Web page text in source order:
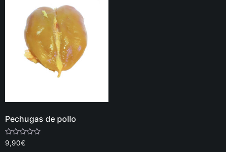
Pechugas de pollo
Valorado
con
9,90€